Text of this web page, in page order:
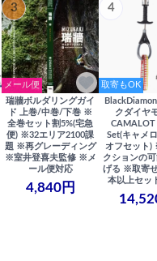
3
メール便
瑞牆ボルダリングガイ
ド 上巻/中巻/下巻 ※
全巻セット割5%(宅急
便) ※32エリア2100課
題 ※再グレーディング
※室井登喜夫監修 ※メ
ール便対応
4,840円
4
取寄もOK
クダイヤ
Set(キャメ
オフセット)
クションの
げる ※取寄
本以上セッ